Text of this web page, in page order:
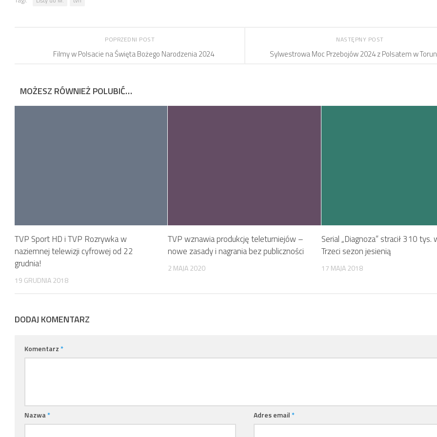
NASTĘPNY POST
Sylwestrowa Moc Przebojów 2024 z Polsatem w
POPRZEDNI POST
Filmy w Polsacie na Święta Bożego Narodzenia 2024
MOŻESZ RÓWNIEŻ POLUBIĆ…
TVP Sport HD i TVP Rozrywka w
naziemnej telewizji cyfrowej od 22
grudnia!
19 GRUDNIA 2018
TVP wznawia produkcję teleturniejów –
nowe zasady i nagrania bez publiczności
2 MAJA 2020
Serial „Diagnoza” stracił 310 tys.
Trzeci sezon jesienią
17 MAJA 2018
DODAJ KOMENTARZ
Komentarz*
Nazwa* Adres email*